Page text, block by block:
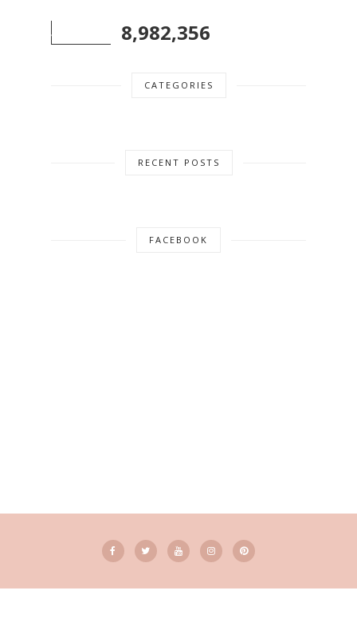
8,982,356
CATEGORIES
RECENT POSTS
FACEBOOK